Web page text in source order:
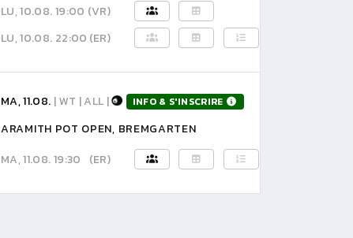
LU, 10.08. 19:00 (VR)
LU, 10.08. 22:00 (ER)
MA, 11.08. | WT | ALL | INFO & S'INSCRIRE
ARAMITH POT OPEN, BREMGARTEN
MA, 11.08. 19:30
(ER)